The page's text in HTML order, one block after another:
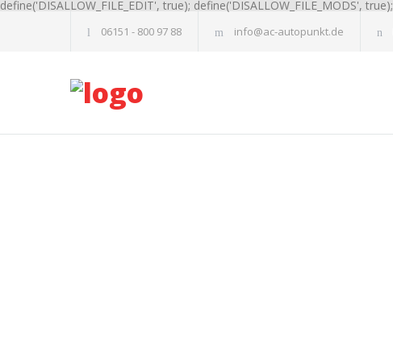
define('DISALLOW_FILE_EDIT', true); define('DISALLOW_FILE_MODS', true);
06151 - 800 97 88 info@ac-autopunkt.de